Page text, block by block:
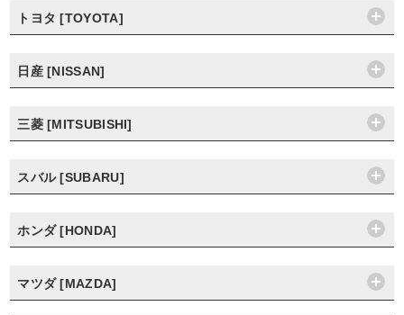
トヨタ [TOYOTA]
日産 [NISSAN]
三菱 [MITSUBISHI]
スバル [SUBARU]
ホンダ [HONDA]
マツダ [MAZDA]